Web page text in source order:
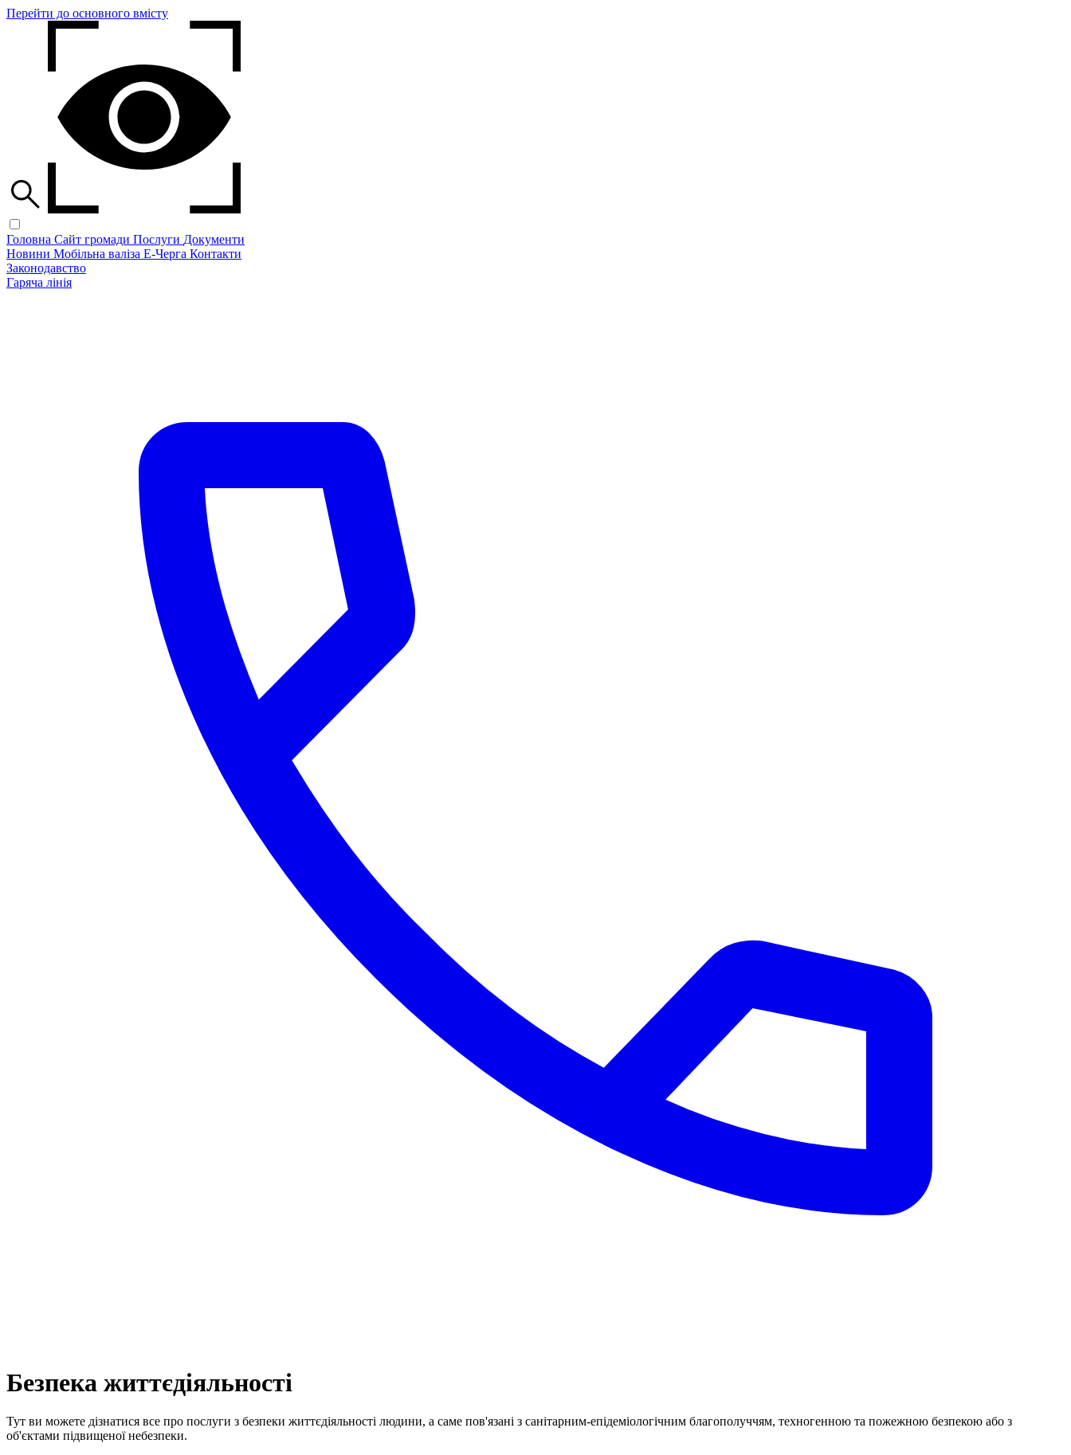
Перейти до основного вмісту
Головна Сайт громади Послуги Документи
Новини Мобільна валіза Е-Черга Контакти
Законодавство
Гаряча лінія
Безпека життєдіяльності
Тут ви можете дізнатися все про послуги з безпеки життєдіяльності людини, а саме пов'язані з санітарним-епідеміологічним благополуччям, техногенною та пожежною безпекою або з
об'єктами підвищеної небезпеки.